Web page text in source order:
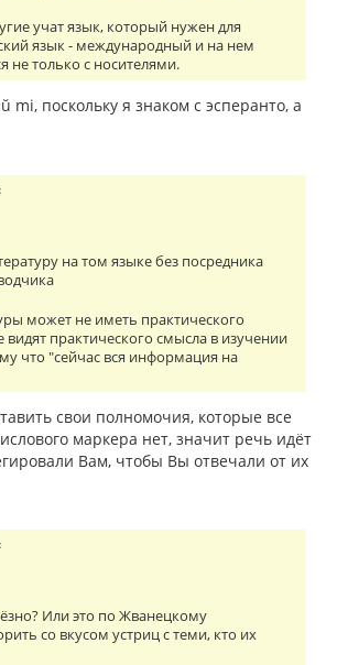
учат язык, который нужен для
язык - международный и на нем
не только с носителями.
mi, поскольку я знаком с эсперанто, а
на том языке без посредника
может не иметь практического
практического смысла в изучении
что "сейчас вся информация на
свои полномочия, которые все
маркера нет, значит речь идёт
Вам, чтобы Вы отвечали от их
Или это по Жванецкому
со вкусом устриц с теми, кто их